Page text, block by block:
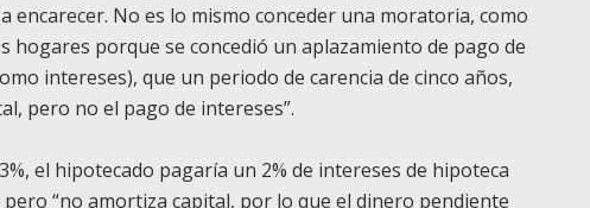
encarecer. No es lo mismo conceder una moratoria, como
hogares porque se concedió un aplazamiento de pago de
intereses), que un periodo de carencia de cinco años,
pero no el pago de intereses”.
el hipotecado pagaría un 2% de intereses de hipoteca
“no amortiza capital, por lo que el dinero pendiente